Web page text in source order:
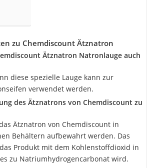
zu Chemdiscount Ätznatron
Ätznatron Natronlauge auch
diese spezielle Lauge kann zur
verwendet werden.
des Ätznatrons von Chemdiscount zu
Ätznatron von Chemdiscount in
Behältern aufbewahrt werden. Das
Produkt mit dem Kohlenstoffdioxid in
zu Natriumhydrogencarbonat wird.